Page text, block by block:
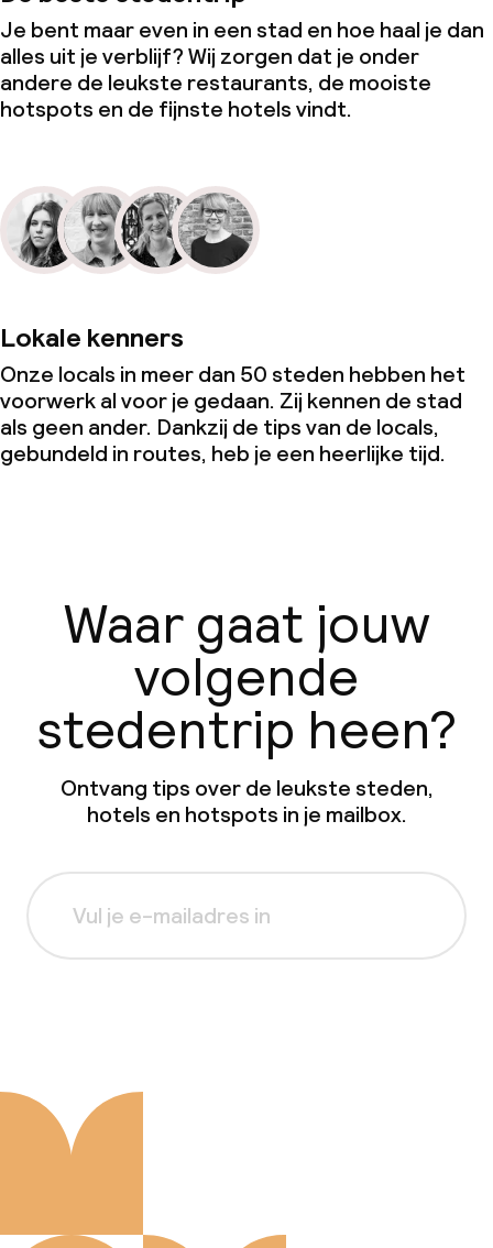
Je bent maar even in een stad en hoe haal je dan
alles uit je verblijf? Wij zorgen dat je onder
andere de leukste restaurants, de mooiste
hotspots en de fijnste hotels vindt.
Lokale kenners
Onze locals in meer dan 50 steden hebben het
voorwerk al voor je gedaan. Zij kennen de stad
als geen ander. Dankzij de tips van de locals,
gebundeld in routes, heb je een heerlijke tijd.
Waar gaat jouw
volgende
stedentrip heen?
Ontvang tips over de leukste steden,
hotels en hotspots in je mailbox.